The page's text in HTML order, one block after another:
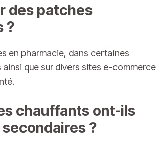
des patches
?
en pharmacie, dans certaines
que sur divers sites e-commerce
chauffants ont-ils
?